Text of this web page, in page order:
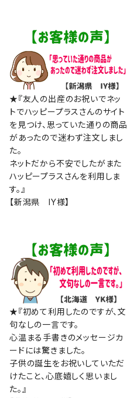
★『友人の出産のお祝いでネッ
トでハッピープラスさんのサイト
を見つけ、思っていた通りの商品
があったので迷わず注文しまし
た。
ネットだから不安でしたがまた
ハッピープラスさんを利用しま
す。』
【新潟県 IY様】
★『初めて利用したのですが、文
句なしの一言です。
心温まる手書きのメッセージカ
ードには驚きました。
子供の誕生をお祝いしていただ
けたこと、心底嬉しく思いまし
た。』